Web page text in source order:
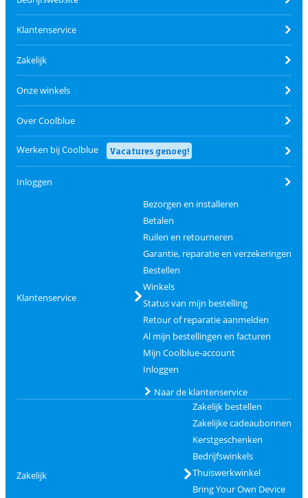
Klantenservice
Zakelijk
Onze winkels
Over Coolblue
Werken bij Coolblue Vacatures genoeg!
Inloggen
Klantenservice
Bezorgen en installeren
Betalen
Ruilen en retourneren
Garantie, reparatie en verzekeringen
Bestellen
Winkels
Status van mijn bestelling
Retour of reparatie aanmelden
Al mijn bestellingen en facturen
Mijn Coolblue-account
Inloggen
Naar de klantenservice
Zakelijk
Zakelijk bestellen
Zakelijke cadeaubonnen
Kerstgeschenken
Bedrijfswinkels
Thuiswerkwinkel
Bring Your Own Device